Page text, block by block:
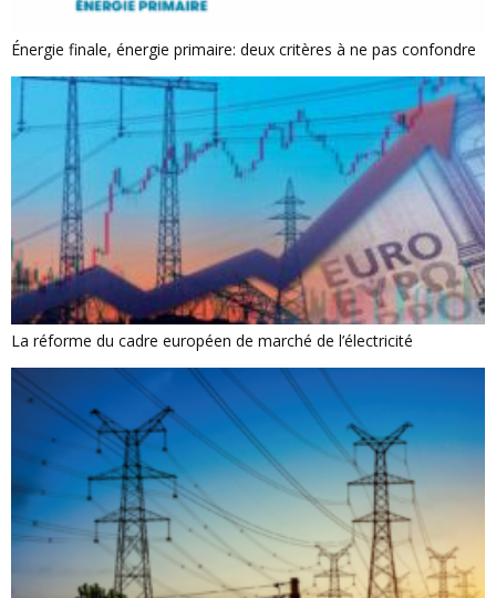
Énergie finale, énergie primaire: deux critères à ne pas confondre
La réforme du cadre européen de marché de l’électricité